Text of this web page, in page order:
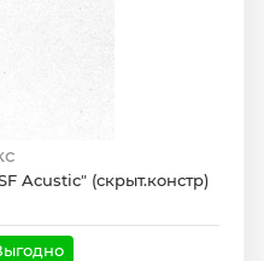
Acustic" (скрыт.констр)